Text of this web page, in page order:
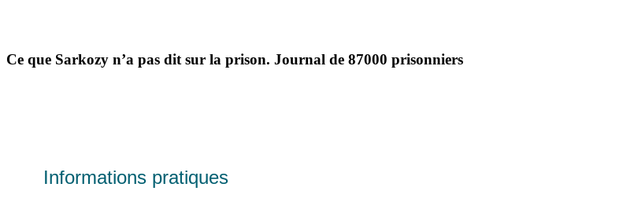
Ce que Sarkozy n’a pas dit sur la prison. Journal de 87000 prisonniers
Informations pratiques